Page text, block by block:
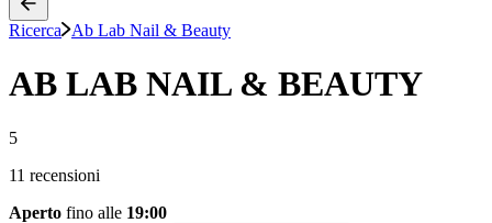
Ricerca Ab Lab Nail & Beauty
AB LAB NAIL & BEAUTY
5
11 recensioni
Aperto fino alle 19:00